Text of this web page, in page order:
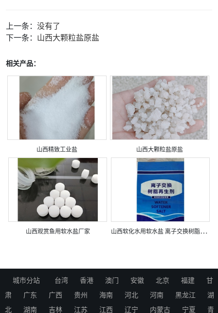
上一条： 没有了
下一条： 山西大颗粒盐原盐
相关产品：
山西精致工业盐 山西大颗粒盐原盐
山西观赏鱼用软水盐厂家 山
西软化水用软水盐 离子交换树脂再生剂
城市分站 台湾 香港 澳门 安徽 北京 福建
甘
肃
广东 广西 贵州 海南 河北 河南 黑龙江
湖
北
湖南 吉林 江苏 江西 辽宁 内蒙古 宁夏 青